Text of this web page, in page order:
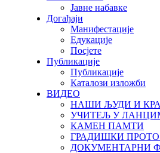
Јавне набавке
Догађаји
Манифестације
Едукације
Посјете
Публикације
Публикације
Каталози изложби
ВИДЕО
НАШИ ЉУДИ И
УЧИТЕЉ У
КАМЕН ПАМТИ
ГРАДИШКИ
ДОКУМЕНТАРНИ